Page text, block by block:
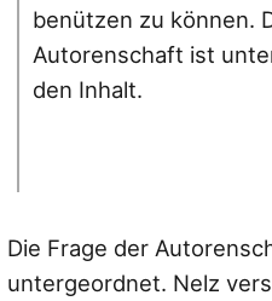
benützen zu können.
Autorenschaft ist
den Inhalt.
Die Frage der
untergeordnet. Nelz